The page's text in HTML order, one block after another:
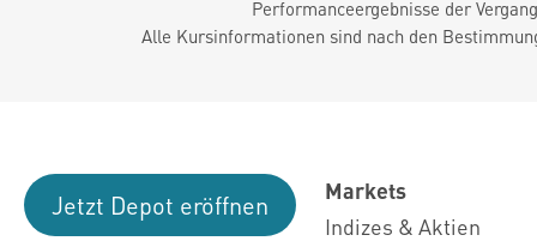
Performanceergebnisse der
Alle Kursinformationen sind nach den
Jetzt Depot eröffnen
Markets
Indizes & Aktien